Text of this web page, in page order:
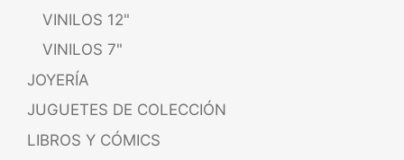
VINILOS 12"
VINILOS 7"
JOYERÍA
JUGUETES DE COLECCIÓN
LIBROS Y CÓMICS